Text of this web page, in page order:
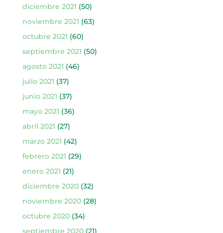
diciembre 2021 (50)
noviembre 2021 (63)
octubre 2021 (60)
septiembre 2021 (50)
agosto 2021 (46)
julio 2021 (37)
junio 2021 (37)
mayo 2021 (36)
abril 2021 (27)
marzo 2021 (42)
febrero 2021 (29)
enero 2021 (21)
diciembre 2020(32)
noviembre 2020(28)
octubre 2020(34)
septiembre 2020(21)